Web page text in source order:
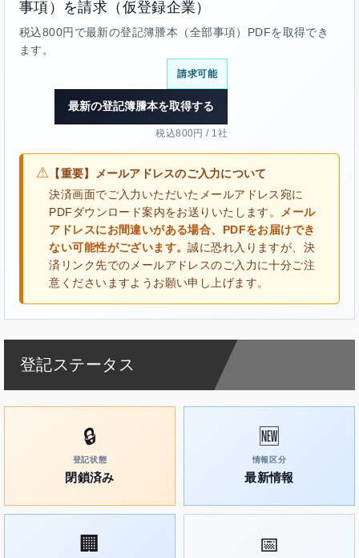
事項）を請求（仮登録企業）
税込800円で最新の登記簿謄本（全部事項）PDFを取得でき
ます。
請求可能
最新の登記簿謄本を取得する
税込800円 / 1社
⚠ 【重要】メールアドレスのご入力について
決済画面でご入力いただいたメールアドレス宛に
PDFダウンロード案内をお送りいたします。
メール
アドレスにお間違いがある場合、PDFをお届けでき
ない可能性がございます。誠に恐れ入りますが、決
済リンク先でのメールアドレスのご入力に十分ご注
意くださいますようお願い申し上げます。
登記ステータス
🔒
登記状態
閉鎖済み
🆕
情報区分
最新情報
🏢 📅